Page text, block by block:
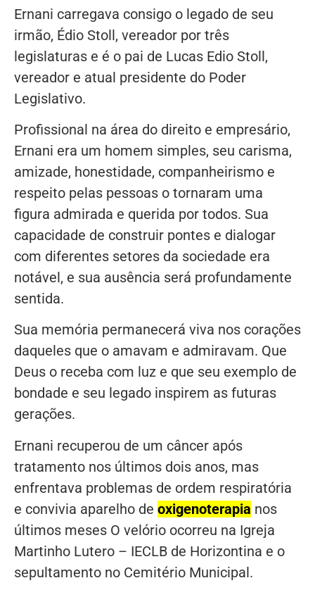
Ernani carregava consigo o legado de seu
irmão, Édio Stoll, vereador por três
legislaturas e é o pai de Lucas Edio Stoll,
vereador e atual presidente do Poder
Legislativo.
Profissional na área do direito e empresário,
Ernani era um homem simples, seu carisma,
amizade, honestidade, companheirismo e
respeito pelas pessoas o tornaram uma
figura admirada e querida por todos. Sua
capacidade de construir pontes e dialogar
com diferentes setores da sociedade era
notável, e sua ausência será profundamente
sentida.
Sua memória permanecerá viva nos corações
daqueles que o amavam e admiravam. Que
Deus o receba com luz e que seu exemplo de
bondade e seu legado inspirem as futuras
gerações.
Ernani recuperou de um câncer após
tratamento nos últimos dois anos, mas
enfrentava problemas de ordem respiratória
e convivia aparelho de oxigenoterapia nos
últimos meses O velório ocorreu na Igreja
Martinho Lutero – IECLB de Horizontina e o
sepultamento no Cemitério Municipal.